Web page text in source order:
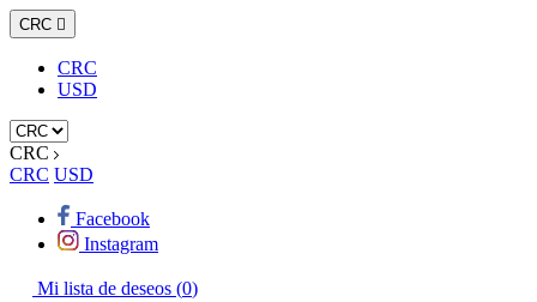
CRC 
CRC
USD
CRC
CRC USD
Facebook
Instagram
Mi lista de deseos (0)